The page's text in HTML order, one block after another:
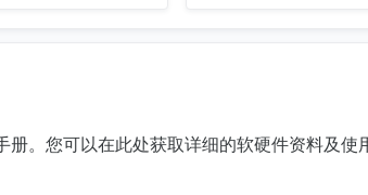
。您可以在此处获取详细的软硬件资料及使